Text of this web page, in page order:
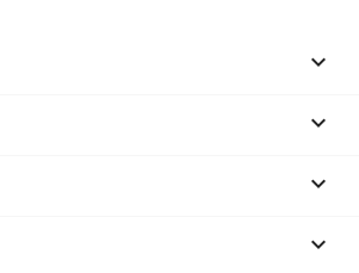



keyboard_arrow_down